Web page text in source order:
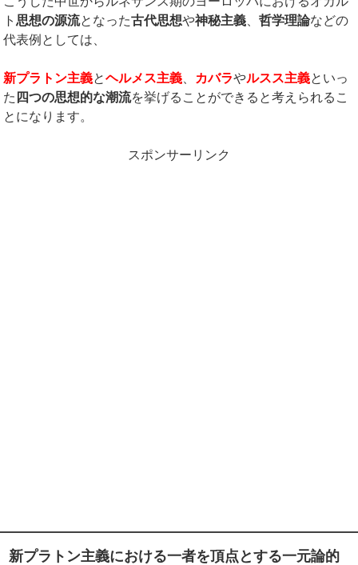
ト思想の源流となった古代思想や神秘主義 、哲学理論などの
代表例としては、
新プラトン主義とヘルメス主義 カバラやルスス主義といっ
た 四つの思想的な潮流を挙げることができると考えられるこ
とになります。
スポンサーリンク
新プラトン主義における一者を頂点とする一元論的